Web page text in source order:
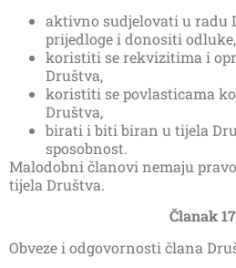
aktivno sudjelovati u radu
prijedloge i donositi odluke,
koristiti se rekvizitima i
Društva,
koristiti se povlasticama
Društva,
birati i biti biran u tijela
sposobnost.
Malodobni članovi nemaju
tijela Društva.
Članak
Obveze i odgovornosti člana